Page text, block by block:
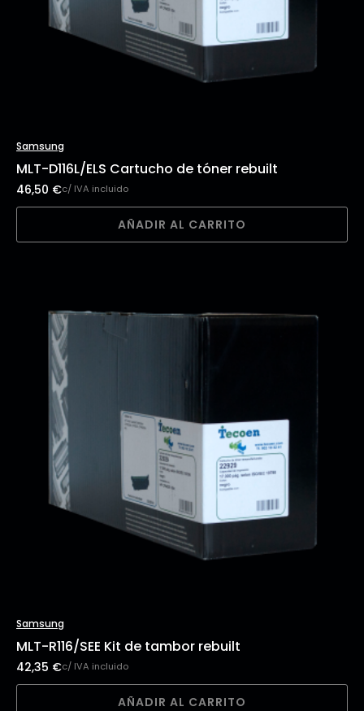
Samsung
MLT-D116L/ELS Cartucho de tóner rebuilt
46,50 €c/ IVA incluido
AÑADIR AL CARRITO
Samsung
MLT-R116/SEE Kit de tambor rebuilt
42,35 €c/ IVA incluido
AÑADIR AL CARRITO